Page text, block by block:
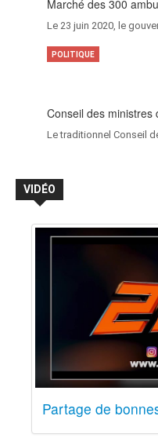
Marché des 300
Le 23 juin 2020, le
Conseil des
Le traditionnel Conseil
POLITIQUE
VIDÉO
Partage de